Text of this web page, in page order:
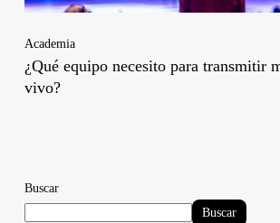
Academia
¿Qué equipo necesito para transmitir
vivo?
Buscar
Buscar